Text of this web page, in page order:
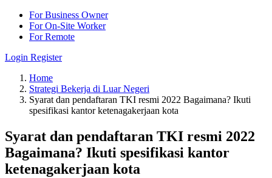
For Business Owner
For On-Site Worker
For Remote
Login Register
Home
Strategi Bekerja di Luar Negeri
Syarat dan pendaftaran TKI resmi 2022 Bagaimana? Ikuti
spesifikasi kantor ketenagakerjaan kota
Syarat dan pendaftaran TKI resmi 2022
Bagaimana? Ikuti spesifikasi kantor
ketenagakerjaan kota